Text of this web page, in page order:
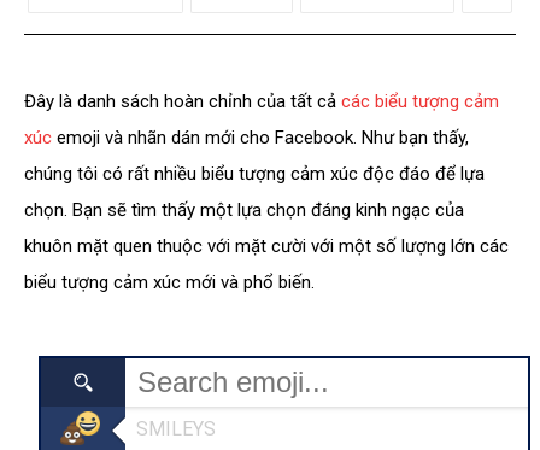
Đây là danh sách hoàn chỉnh của tất cả các biểu tượng cảm
xúc emoji và nhãn dán mới cho Facebook. Như bạn thấy,
chúng tôi có rất nhiều biểu tượng cảm xúc độc đáo để lựa
chọn. Bạn sẽ tìm thấy một lựa chọn đáng kinh ngạc của
khuôn mặt quen thuộc với mặt cười với một số lượng lớn các
biểu tượng cảm xúc mới và phổ biến.